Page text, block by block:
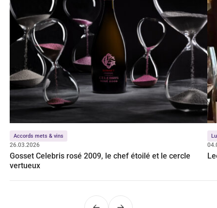
Accords mets & vins
26.03.2026
Gosset Celebris rosé 2009, le chef étoilé et le cercle
vertueux